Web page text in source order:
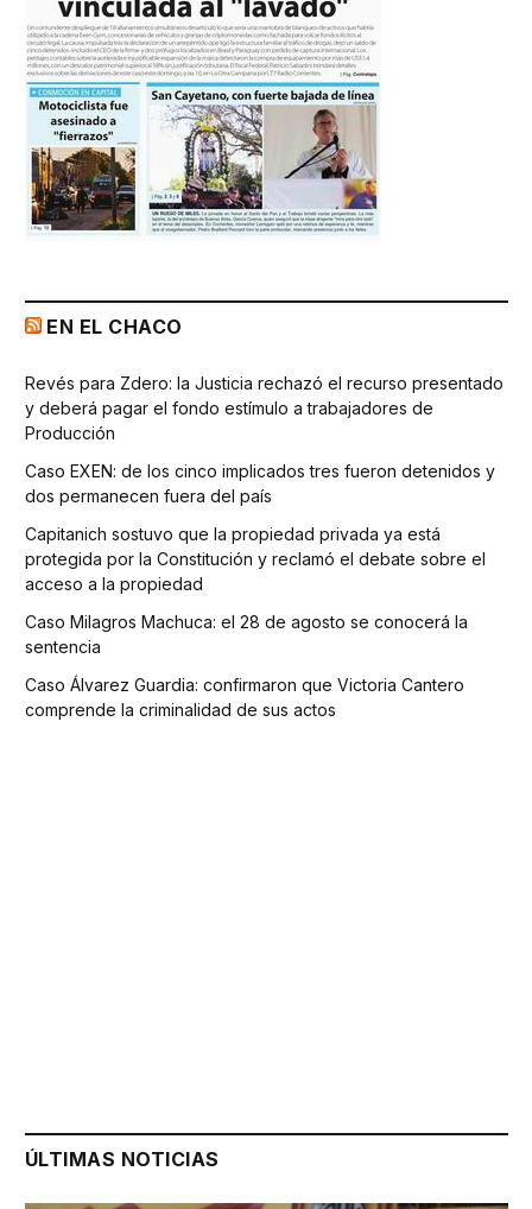
EN EL CHACO
Revés para Zdero: la Justicia rechazó el recurso presentado
y deberá pagar el fondo estímulo a trabajadores de
Producción
Caso EXEN: de los cinco implicados tres fueron detenidos y
dos permanecen fuera del país
Capitanich sostuvo que la propiedad privada ya está
protegida por la Constitución y reclamó el debate sobre el
acceso a la propiedad
Caso Milagros Machuca: el 28 de agosto se conocerá la
sentencia
Caso Álvarez Guardia: confirmaron que Victoria Cantero
comprende la criminalidad de sus actos
ÚLTIMAS NOTICIAS